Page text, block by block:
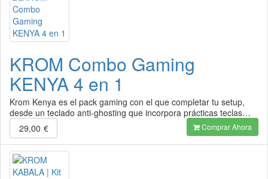
KROM Combo Gaming
KENYA 4 en 1
Krom Kenya es el pack gaming con el que completar tu setup,
desde un teclado anti-ghosting que incorpora prácticas teclas…
29,00 € Comprar Ahora